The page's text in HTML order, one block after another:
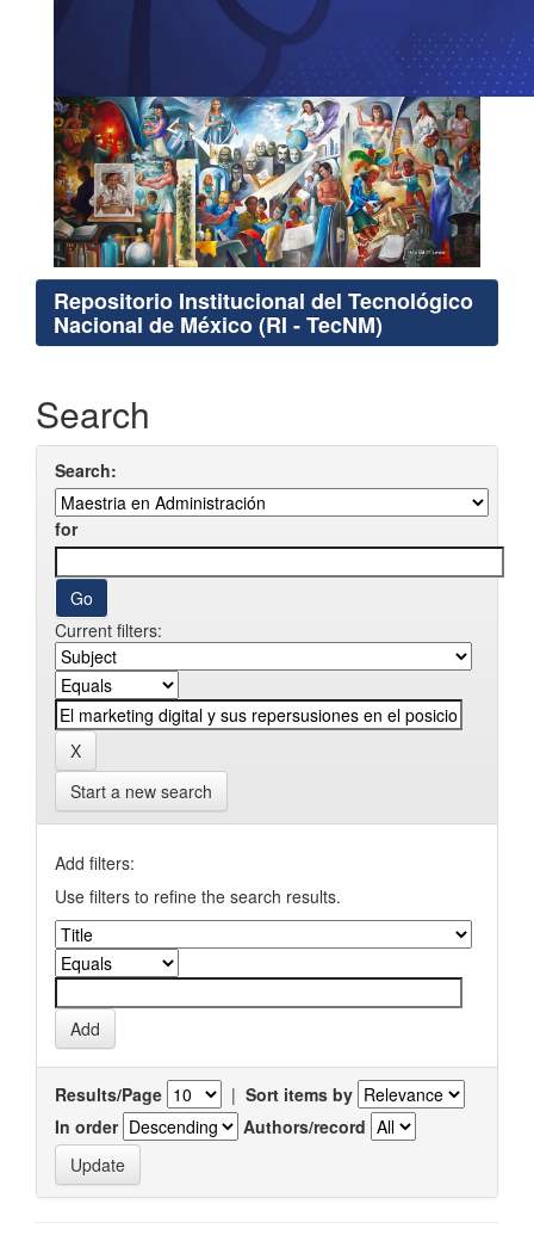
Repositorio Institucional del Tecnológico
Nacional de México (RI - TecNM)
Search
Search:
for
Current filters:
Start a new search
Add filters:
Use filters to refine the search results.
Results/Page | Sort items by
In order
Authors/record